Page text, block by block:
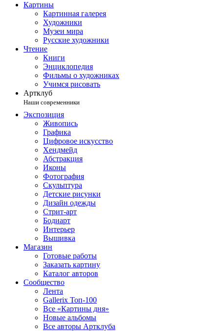
Картины
Картинная галерея
Художники
Музеи мира
Русские художники
Чтение
Книги
Энциклопедия
Фильмы о художниках
Учимся рисовать
Артклуб
Наши современники
Экспозиция
Живопись
Графика
Цифровое искусство
Хендмейд
Абстракция
Иконы
Фотография
Скульптура
Детские рисунки
Дизайн одежды
Стрит-арт
Бодиарт
Интерьер
Вышивка
Магазин
Готовые работы
Заказать картину
Каталог авторов
Сообщество
Лента
Gallerix Топ-100
Все «Картины дня»
Новые альбомы
Все авторы Артклуба